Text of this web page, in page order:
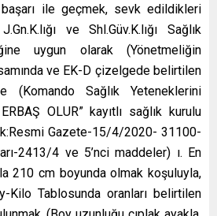
başarı ile geçmek, sevk edildikleri
ve Shl.Güv.K.lığı Sağlık
uygun olarak (Yönetmeliğin
ve EK-D çizelgede belirtilen
(Komando Sağlık Yeteneklerini
OLUR” kayıtlı sağlık kurulu
Gazete-15/4/2020- 31100-
2413/4 ve 5’nci maddeler) ı. En
210 cm boyunda olmak koşuluyla,
Kilo Tablosunda oranları belirtilen